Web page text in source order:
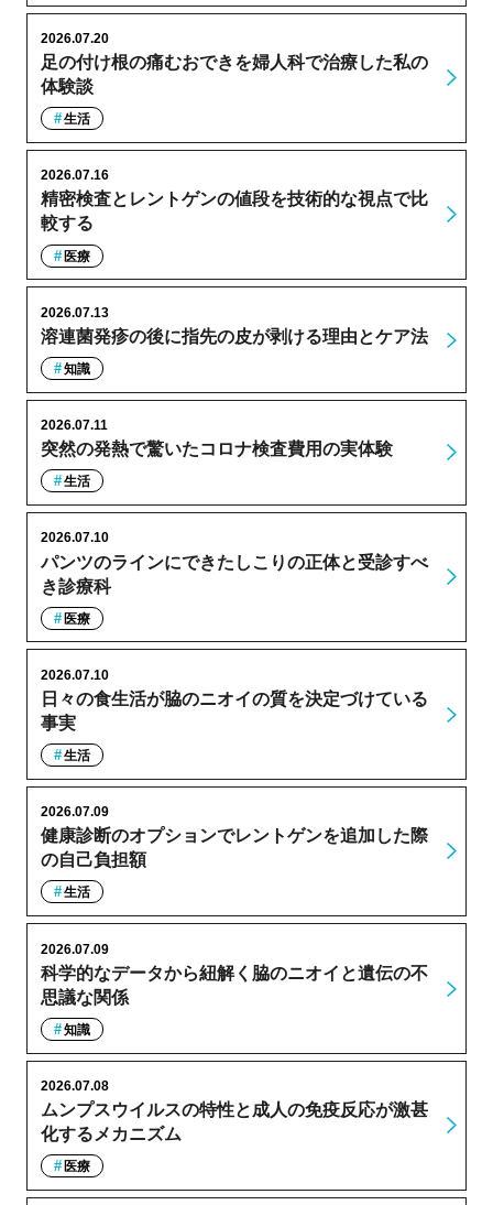
足の付け根の痛むおできを婦人科で治療した私の
体験談
2026.07.20
生活
精密検査とレントゲンの値段を技術的な視点で比
較する
2026.07.16
医療
溶連菌発疹の後に指先の皮が剥ける理由とケア法
2026.07.13
知識
突然の発熱で驚いたコロナ検査費用の実体験
2026.07.11
生活
パンツのラインにできたしこりの正体と受診すべ
き診療科
2026.07.10
医療
日々の食生活が脇のニオイの質を決定づけている
事実
2026.07.10
生活
健康診断のオプションでレントゲンを追加した際
の自己負担額
2026.07.09
生活
科学的なデータから紐解く脇のニオイと遺伝の不
思議な関係
2026.07.09
知識
ムンプスウイルスの特性と成人の免疫反応が激甚
化するメカニズム
2026.07.08
医療